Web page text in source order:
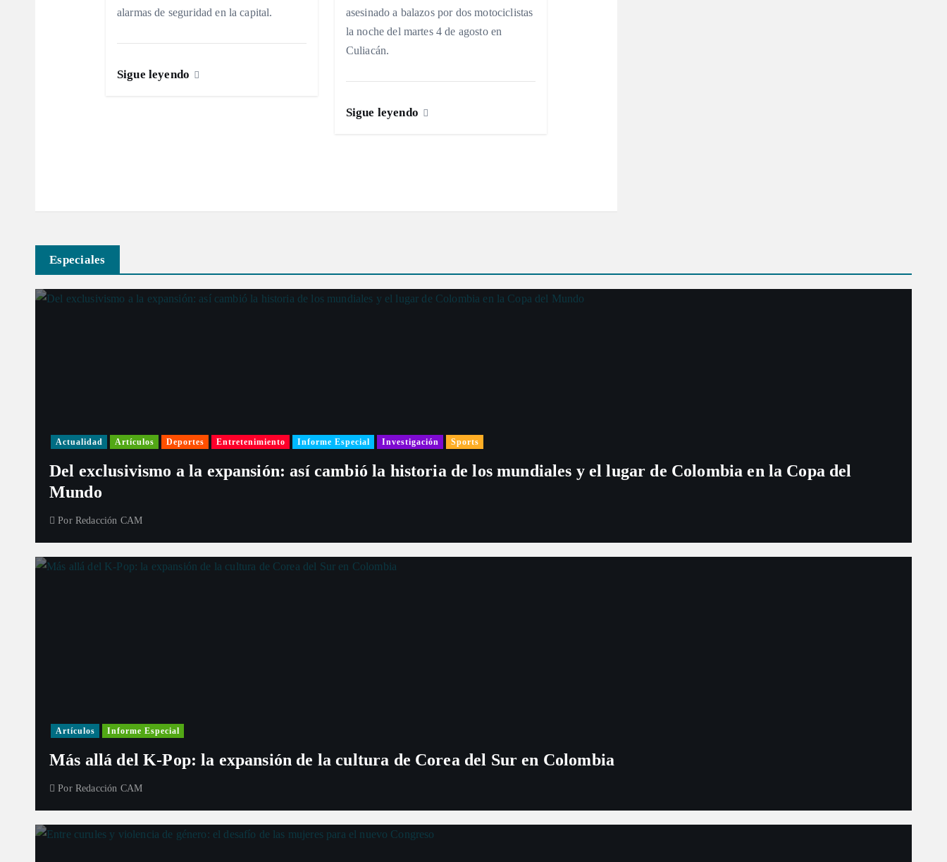
r
a
s
alarmas de seguridad en la capital.
Sigue leyendo
asesinado a balazos por dos motociclistas
la noche del martes 4 de agosto en
Culiacán.
Sigue leyendo
Especiales
Actualidad Artículos Deportes Entretenimiento Informe Especial Investigación Sports
Del exclusivismo a la expansión: así cambió la historia de los mundiales y el lugar de Colombia en la Copa del
Mundo
Por Redacción CAM
Artículos Informe Especial
Más allá del K-Pop: la expansión de la cultura de Corea del Sur en Colombia
Por Redacción CAM